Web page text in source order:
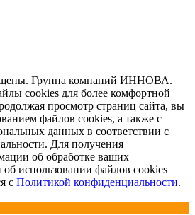
Группа компаний ИННОВА.
cookies для более комфортной
просмотр страниц сайта, вы
файлов cookies, а также с
данных в соответствии с
Для получения
об обработке ваших
использовании файлов cookies
с Политикой конфиденциальности.